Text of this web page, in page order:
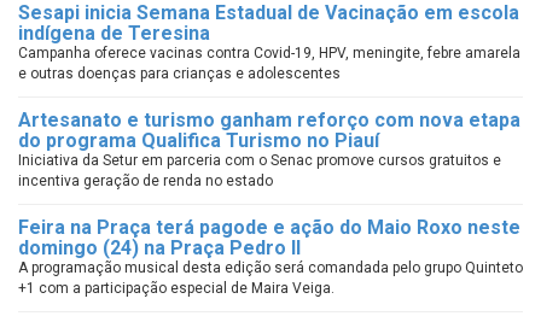
Sesapi inicia Semana Estadual de Vacinação em escola
indígena de Teresina
Campanha oferece vacinas contra Covid-19, HPV, meningite, febre amarela
e outras doenças para crianças e adolescentes
Artesanato e turismo ganham reforço com nova etapa
do programa Qualifica Turismo no Piauí
Iniciativa da Setur em parceria com o Senac promove cursos gratuitos e
incentiva geração de renda no estado
Feira na Praça terá pagode e ação do Maio Roxo neste
domingo (24) na Praça Pedro II
A programação musical desta edição será comandada pelo grupo Quinteto
+1 com a participação especial de Maira Veiga.